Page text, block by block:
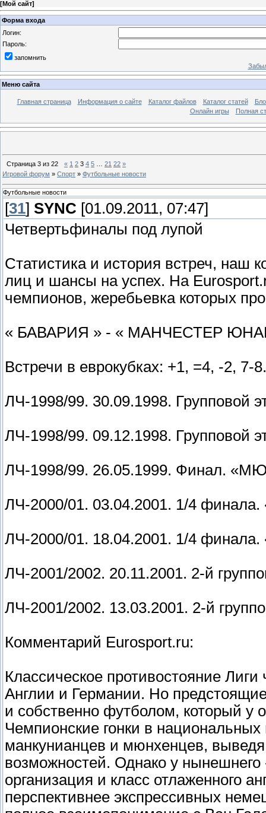
[Мой сайт]
Форма входа
Логин:
Пароль:
запомнить
Меню сайта
Главная страница Информация о сайте Каталог файлов Каталог статей
Онлайн игры
Полная
Страница 3 из 22 « 1 2 3 4 5 21 22 »
Игровой форум » Спорт » Футбольные новости
Футбольные новости
[31] SYNC [01.09.2011, 07:47]
Четвертьфиналы под лупой
Статистика и история встреч, наш
лиц и шансы на успех. На
чемпионов, жеребьевка которых
« БАВАРИЯ » - « МАНЧЕСТЕР
Встречи в еврокубках: +1, =4, -2, 7-8.
ЛЧ-1998/99. 30.09.1998. Групповой
ЛЧ-1998/99. 09.12.1998. Групповой
ЛЧ-1998/99. 26.05.1999. Финал.
ЛЧ-2000/01. 03.04.2001. 1/4
ЛЧ-2000/01. 18.04.2001. 1/4
ЛЧ-2001/2002. 20.11.2001. 2-й
ЛЧ-2001/2002. 13.03.2001. 2-й
Комментарий Eurosport.ru:
Классическое противостояние
Англии и Германии. Но
и собственно футболом, который у
Чемпионские гонки в
манкунианцев и мюнхенцев,
возможностей. Однако у
организация и класс отлаженного
перспективнее экспрессивных